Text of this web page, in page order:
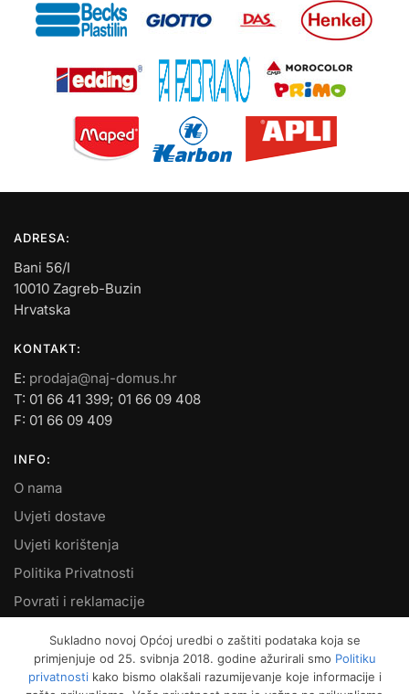
ADRESA:
Bani 56/I
10010 Zagreb-Buzin
Hrvatska
KONTAKT:
E: prodaja@naj-domus.hr
T: 01 66 41 399; 01 66 09 408
F: 01 66 09 409
INFO:
O nama
Uvjeti dostave
Uvjeti korištenja
Politika Privatnosti
Povrati i reklamacije
MOJ RAČUN:
Sukladno novoj Općoj uredbi o zaštiti podataka koja se
primjenjuje od 25. svibnja 2018. godine ažurirali smo Politiku
privatnostikako bismo olakšali razumijevanje koje informacije i